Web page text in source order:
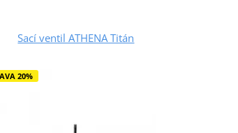
Sací ventil ATHENA Titán
20%